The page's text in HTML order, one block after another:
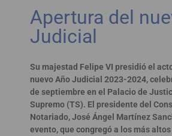
Apertura del
Judicial
Su majestad Felipe VI presidió el
nuevo Año Judicial 2023-2024,
de septiembre en el Palacio de
Supremo (TS). El presidente del
Notariado, José Ángel Martínez
evento, que congregó a los más